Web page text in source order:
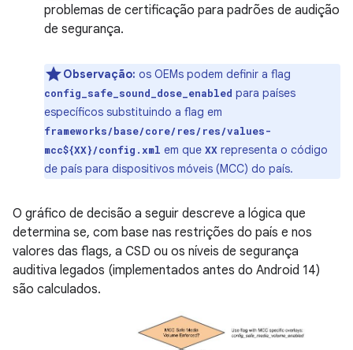
problemas de certificação para padrões de audição
de segurança.
Observação: os OEMs podem definir a flag
config_safe_sound_dose_enabled para países
específicos substituindo a flag em
frameworks/base/core/res/res/values-
mcc${XX}/config.xml em que XX representa o código
de país para dispositivos móveis (MCC) do país.
O gráfico de decisão a seguir descreve a lógica que
determina se, com base nas restrições do país e nos
valores das flags, a CSD ou os níveis de segurança
auditiva legados (implementados antes do Android 14)
são calculados.